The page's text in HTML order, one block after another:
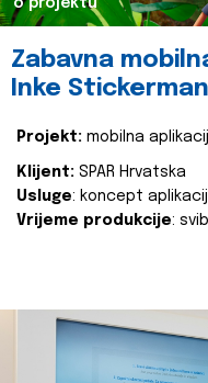
o projektu
Zabavna
Inke
Projekt: mobilna
Klijent: SPAR Hrvatska
Usluge: koncept
Vrijeme produkcije: